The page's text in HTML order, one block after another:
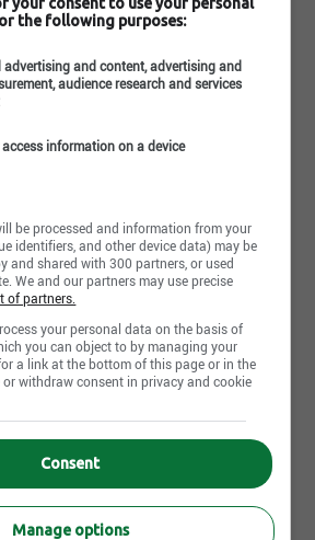
languages
Apply Now
offers that may interest you
en restauration après sinistre |
Charpentier | Sainte-Agathe-des-
Monts,QC
nettoyage contenu sinistre |
Sainte-Agathe-des-Monts,QC
the following purposes:
advertising and content, advertising and
audience research and services
information on a device
be processed and information from your
identifiers, and other device data) may be
and shared with 300 partners, or used
We and our partners may use precise
of partners.
your personal data on the basis of
you can object to by managing your
a link at the bottom of this page or in the
withdraw consent in privacy and cookie
Consent
Manage options